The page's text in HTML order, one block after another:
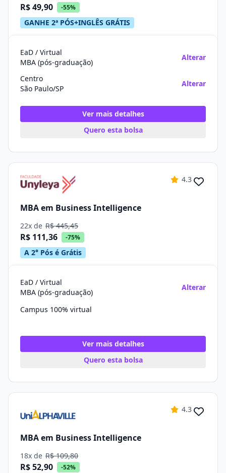
R$ 49,90 -55%
GANHE 2ª PÓS+INGLÊS GRÁTIS
EaD / Virtual
MBA (pós-graduação)
Alterar
Centro
São Paulo/SP
Alterar
Ver mais detalhes
Quero esta bolsa
4.3
MBA em Business Intelligence
22x de R$ 445,45
R$ 111,36 -75%
A 2° Pós é Grátis
EaD / Virtual
MBA (pós-graduação)
Alterar
Campus 100% virtual
Ver mais detalhes
Quero esta bolsa
4.3
MBA em Business Intelligence
18x de R$ 109,80
R$ 52,90 -52%